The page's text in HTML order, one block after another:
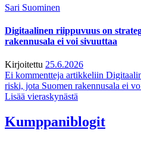
Sari Suominen
Digitaalinen riippuvuus on
rakennusala ei voi sivuuttaa
Kirjoitettu 25.6.2026
Ei kommentteja artikkeliin
riski, jota Suomen rakennusala ei
Lisää vieraskynästä
Kumppaniblogit